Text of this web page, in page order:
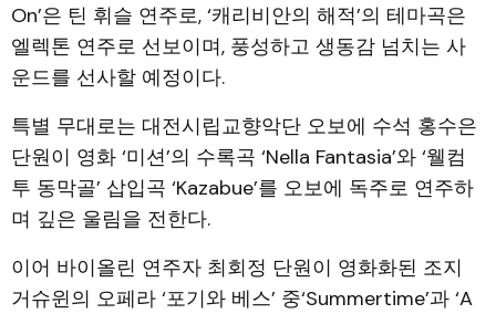
On’은 틴 휘슬 연주로, ‘캐리비안의 해적’의 테마곡은
엘렉톤 연주로 선보이며, 풍성하고 생동감 넘치는 사
운드를 선사할 예정이다.
특별 무대로는 대전시립교향악단 오보에 수석 홍수은
단원이 영화 ‘미션’의 수록곡 ‘Nella Fantasia’와 ‘웰컴
투 동막골’ 삽입곡 ‘Kazabue’를 오보에 독주로 연주하
며 깊은 울림을 전한다.
이어 바이올린 연주자 최회정 단원이 영화화된 조지
거슈윈의 오페라 ‘포기와 베스’ 중‘Summertime’과 ‘A